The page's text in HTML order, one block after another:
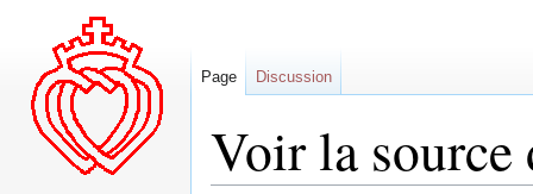
Voir la
Page Discussion